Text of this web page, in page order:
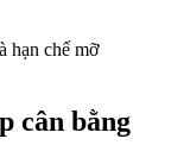
hạn chế mỡ
cân bằng